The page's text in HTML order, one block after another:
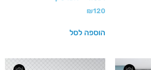
₪120
הוספה לסל